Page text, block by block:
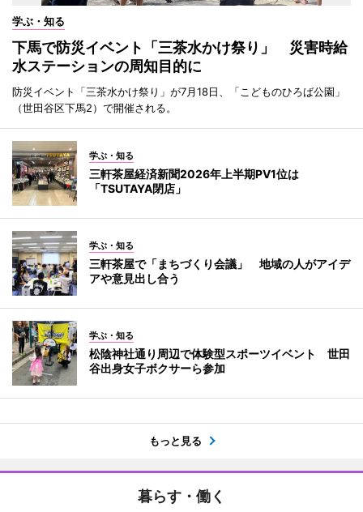
学ぶ・知る
下馬で防災イベント「三茶水かけ祭り」 災害時給
水ステーションの周知目的に
防災イベント「三茶水かけ祭り」が7月18日、「こどものひろば公園」
（世田谷区下馬2）で開催される。
学ぶ・知る
三軒茶屋経済新聞2026年上半期PV1位は
「TSUTAYA閉店」
学ぶ・知る
三軒茶屋で「まちづくり会議」 地域の人がアイデ
アや意見出し合う
学ぶ・知る
松陰神社通り周辺で体験型スポーツイベント 世田
谷出身女子ボクサーら参加
もっと見る
暮らす・働く